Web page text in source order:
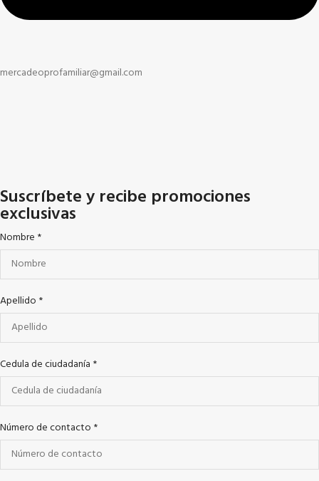
mercadeoprofamiliar@gmail.com
Suscríbete y recibe promociones
exclusivas
Nombre *
Apellido *
Cedula de ciudadanía *
Número de contacto *